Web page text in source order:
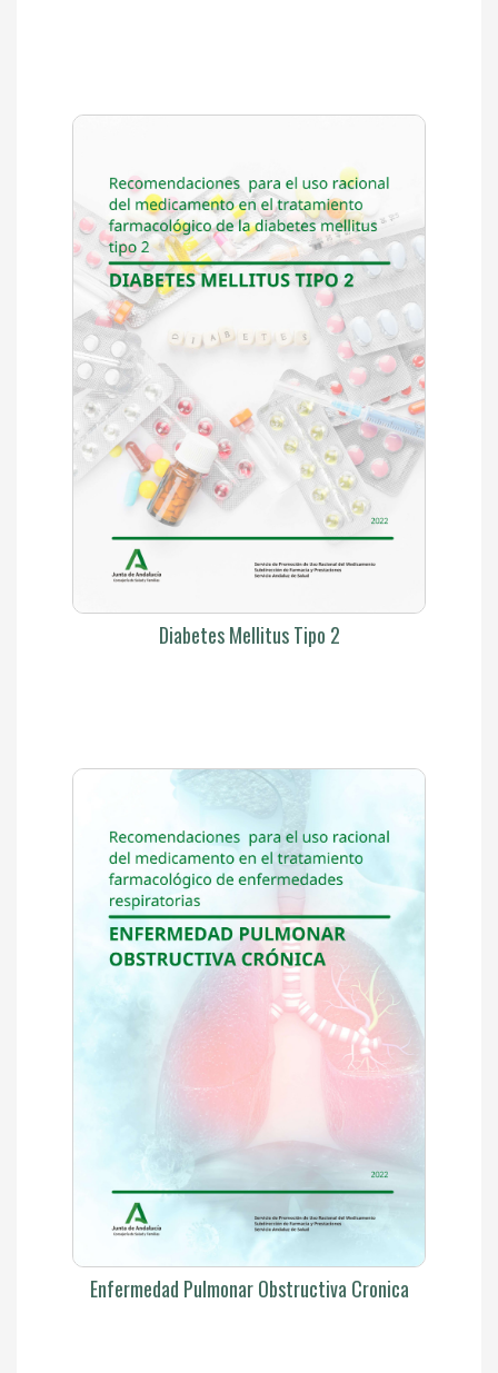
Diabetes Mellitus Tipo 2
Enfermedad Pulmonar Obstructiva Cronica